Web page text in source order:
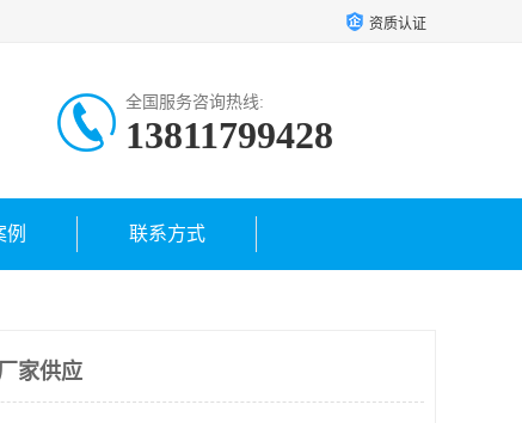
资质认证
全国服务咨询热线:
13811799428
例 联系方式
家供应